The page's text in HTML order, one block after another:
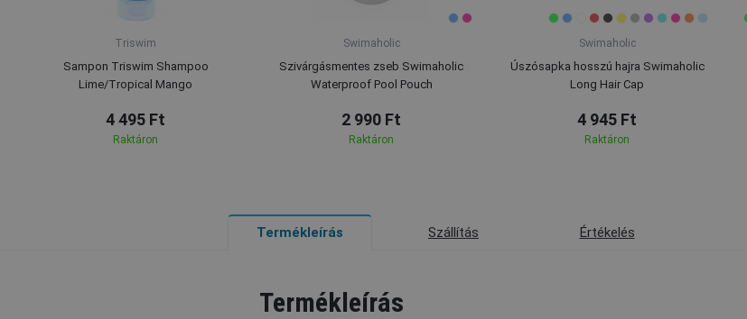
Triswim
Sampon Triswim Shampoo
Lime/Tropical Mango
4 495 Ft
Raktáron
Swimaholic
Szivárgásmentes zseb Swimaholic
Waterproof Pool Pouch
2 990 Ft
Raktáron
Swimaholic
Úszósapka hosszú hajra Swimaholic
Long Hair Cap
4 945 Ft
Raktáron
Termékleírás Szállítás Értékelés
Termékleírás